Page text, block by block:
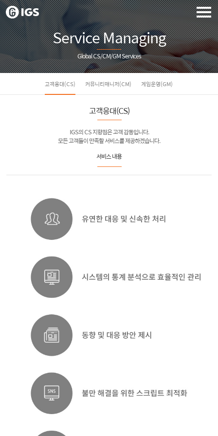
Service Managing
Global CS/CM/GM Services
고객응대(CS) 커뮤니티매니저(CM) 게임운영(GM)
고객응대(CS)
IGS의 CS 지향점은 고객 감동입니다.
모든 고객들이 만족할 서비스를 제공하겠습니다.
서비스 내용